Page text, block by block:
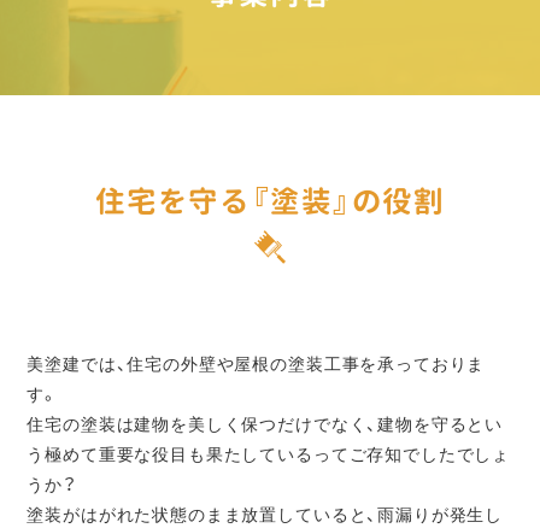
住宅を守る『塗装』の役割
美塗建では、住宅の外壁や屋根の塗装工事を承っておりま
す。
住宅の塗装は建物を美しく保つだけでなく、建物を守るとい
う極めて重要な役目も果たしているってご存知でしたでしょ
うか？
塗装がはがれた状態のまま放置していると、雨漏りが発生し